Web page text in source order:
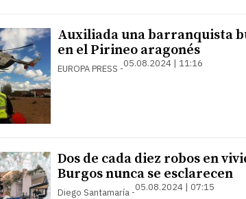
Auxiliada una barranquista
en el Pirineo aragonés
EUROPA PRESS 05.08.2024 | 11:16
Dos de cada diez robos en
Burgos nunca se esclarecen
Diego Santamaría 05.08.2024 | 07:15